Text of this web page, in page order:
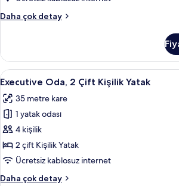
fotoğrafları
Daha çok detay
Oda,
Yatak,
Deniz
Manzaralı
daha
fazla
Executive
Oda,
2
Çift
Kişilik
Yatak
için
Kaliteli
10
Executive Oda, 2 Çift Kişilik Yatak
35 metre kare
1 yatak odası
4 kişilik
2 çift Kişilik Yatak
Ücretsiz kablosuz internet
Daha çok detay
Executive